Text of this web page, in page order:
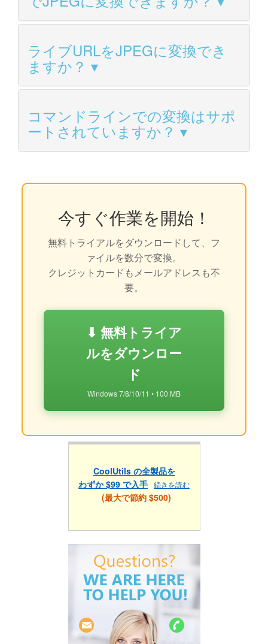
ライブURLをJPEGに変換でき
ますか？
コマンドラインでの変換はサポ
ートされていますか？
今すぐ作業を開始！
無料トライアルをダウンロードして、フ
ァイルを数分で変換。
クレジットカードもメールアドレスも不
要。
⬇ 無料トライア
ルをダウンロー
ド
Windows 7/8/10/11 • 100 MB
CoolUtils の全製品を
わずか $99 で入手 続きを読む
(最大で節約 $500)